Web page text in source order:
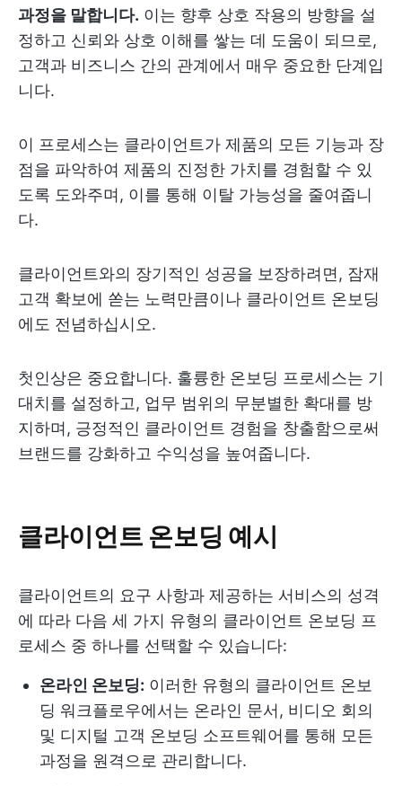
과정을 말합니다. 이는 향후 상호 작용의 방향을 설
정하고 신뢰와 상호 이해를 쌓는 데 도움이 되므로,
고객과 비즈니스 간의 관계에서 매우 중요한 단계입
니다.
이 프로세스는 클라이언트가 제품의 모든 기능과 장
점을 파악하여 제품의 진정한 가치를 경험할 수 있
도록 도와주며, 이를 통해 이탈 가능성을 줄여줍니
다.
클라이언트와의 장기적인 성공을 보장하려면, 잠재
고객 확보에 쏟는 노력만큼이나 클라이언트 온보딩
에도 전념하십시오.
첫인상은 중요합니다. 훌륭한 온보딩 프로세스는 기
대치를 설정하고, 업무 범위의 무분별한 확대를 방
지하며, 긍정적인 클라이언트 경험을 창출함으로써
브랜드를 강화하고 수익성을 높여줍니다.
클라이언트 온보딩 예시
클라이언트의 요구 사항과 제공하는 서비스의 성격
에 따라 다음 세 가지 유형의 클라이언트 온보딩 프
로세스 중 하나를 선택할 수 있습니다:
온라인 온보딩: 이러한 유형의 클라이언트 온보
딩 워크플로우에서는 온라인 문서, 비디오 회의
및 디지털 고객 온보딩 소프트웨어를 통해 모든
과정을 원격으로 관리합니다.